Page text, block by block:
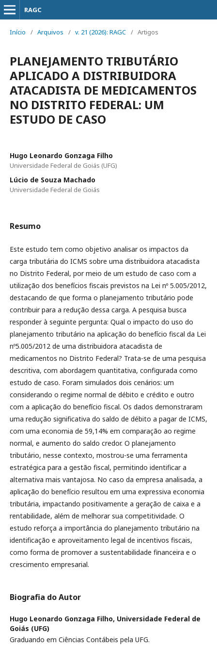
RAGC
Início / Arquivos / v. 21 (2026): RAGC / Artigos
PLANEJAMENTO TRIBUTÁRIO
APLICADO A DISTRIBUIDORA
ATACADISTA DE MEDICAMENTOS
NO DISTRITO FEDERAL: UM
ESTUDO DE CASO
Hugo Leonardo Gonzaga Filho
Universidade Federal de Goiás (UFG)
Lúcio de Souza Machado
Universidade Federal de Goiás
Resumo
Este estudo tem como objetivo analisar os impactos da
carga tributária do ICMS sobre uma distribuidora atacadista
no Distrito Federal, por meio de um estudo de caso com a
utilização dos benefícios fiscais previstos na Lei nº 5.005/2012,
destacando de que forma o planejamento tributário pode
contribuir para a redução dessa carga. A pesquisa busca
responder à seguinte pergunta: Qual o impacto do uso do
planejamento tributário na aplicação do benefício fiscal da Lei
nº5.005/2012 de uma distribuidora atacadista de
medicamentos no Distrito Federal? Trata-se de uma pesquisa
descritiva, com abordagem quantitativa, configurada como
estudo de caso. Foram simulados dois cenários: um
considerando o regime normal de débito e crédito e outro
com a aplicação do benefício fiscal. Os dados demonstraram
uma redução significativa do saldo de débito a pagar de ICMS,
com uma economia de 59,14% em comparação ao regime
normal, e aumento do saldo credor. O planejamento
tributário, nesse contexto, mostrou-se uma ferramenta
estratégica para a gestão fiscal, permitindo identificar a
alternativa mais vantajosa. No caso da empresa analisada, a
aplicação do benefício resultou em uma expressiva economia
tributária, impactando positivamente a geração de caixa e a
rentabilidade, além de melhorar sua competitividade. O
estudo reforça a importância do planejamento tributário na
identificação e aproveitamento legal de incentivos fiscais,
como forma de promover a sustentabilidade financeira e o
crescimento empresarial.
Biografia do Autor
Hugo Leonardo Gonzaga Filho, Universidade Federal de
Goiás (UFG)
Graduando em Ciências Contábeis pela UFG.